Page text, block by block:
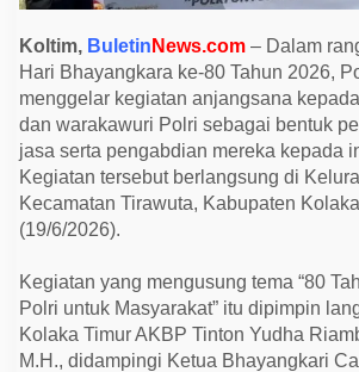
r
e
s
K
o
l
a
k
a
i
G
e
l
a
r
Koltim, Buletin News.com – Dalam
Hari Bhayangkara ke-80 Tahun 2026,
menggelar kegiatan anjangsana
dan warakawuri Polri sebagai bentuk
jasa serta pengabdian mereka kepada
Kegiatan tersebut berlangsung di
Kecamatan Tirawuta, Kabupaten
(19/6/2026).
Kegiatan yang mengusung tema “80
Polri untuk Masyarakat” itu dipimpin
Kolaka Timur AKBP Tinton Yudha
M.H., didampingi Ketua Bhayangkari